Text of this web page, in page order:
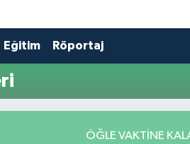
Eğitim Röportaj
ÖĞLE VAKTİNE